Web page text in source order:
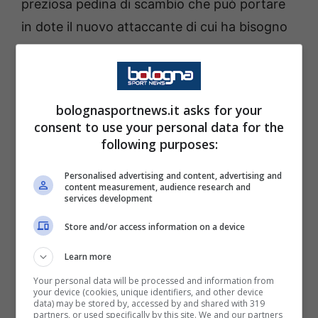
preziosa pedina di scambio che può portare
in dote il nuovo attaccante di cui ha bisogno
Massimiliano Allegried in generale ilMilan.
Andiamo a vedere le ultime notizie che
arrivano da questo punto di vista dal
momento che sono a dir poco significative.
scambio: arriva il nuovo
attaccante?
ex Villarreal
dimostrato di avere dei colpi importanti. Nelle
bolognasportnews.it asks for your
consent to use your personal data for the
following purposes:
Personalised advertising and content, advertising and
content measurement, audience research and
services development
Store and/or access information on a device
Learn more
Your personal data will be processed and information from
your device (cookies, unique identifiers, and other device
data) may be stored by, accessed by and shared with 319
partners, or used specifically by this site. We and our partners